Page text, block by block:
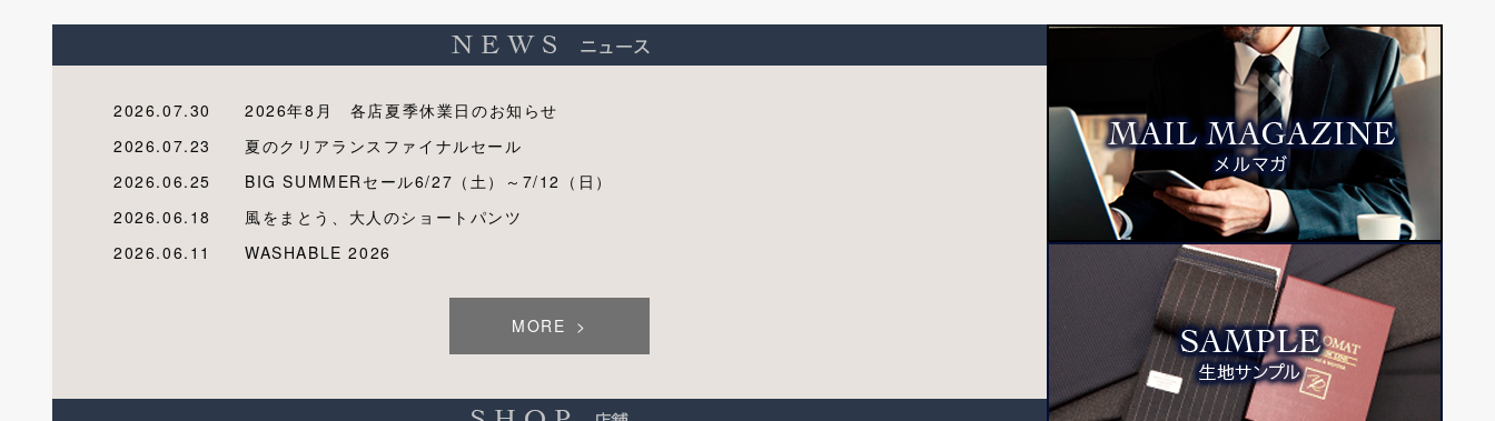
2026.07.30
2026年8月 各店夏季休業日のお知らせ
2026.07.23
夏のクリアランスファイナルセール
2026.06.25
BIG SUMMERセール6/27（土）～7/12（日）
2026.06.18
風をまとう、大人のショートパンツ
2026.06.11
WASHABLE 2026
MORE